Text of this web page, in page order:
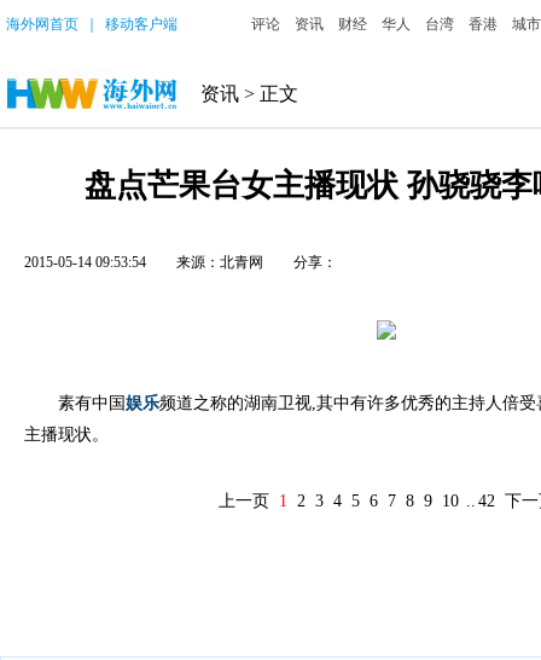
海外网首页 移动客户端 评论 资讯 财经 华人 台湾 香港 城市
资讯 > 正文
盘点芒果台女主播现状 孙骁骁
2015-05-14 09:53:54 来源： 北青网 分享：
素有中国 娱乐频道之称的湖南卫视,其中有许多优秀的主持人倍
主播现状。
上一页 1 2 3 4 5 6 7 8 9 10 .. 42 下